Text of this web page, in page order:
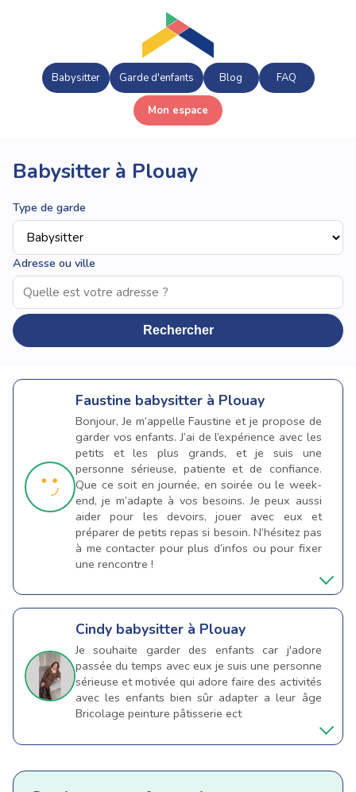
Babysitter Garde d'enfants Blog FAQ
Mon espace
Babysitter à Plouay
Type de garde
Adresse ou ville
Rechercher
Faustine babysitter à Plouay
Bonjour, Je m’appelle Faustine et je propose de
garder vos enfants. J’ai de l’expérience avec les
petits et les plus grands, et je suis une
personne sérieuse, patiente et de confiance.
Que ce soit en journée, en soirée ou le week-
end, je m’adapte à vos besoins. Je peux aussi
aider pour les devoirs, jouer avec eux et
préparer de petits repas si besoin. N’hésitez pas
à me contacter pour plus d’infos ou pour fixer
une rencontre !
Cindy babysitter à Plouay
Je souhaite garder des enfants car j'adore
passée du temps avec eux je suis une personne
sérieuse et motivée qui adore faire des activités
avec les enfants bien sûr adapter a leur âge
Bricolage peinture pâtisserie ect